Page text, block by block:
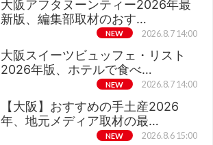
大阪アフタヌーンティー2026年最
新版、編集部取材のおす…
NEW 2026.8.7 14:00
大阪スイーツビュッフェ・リスト
2026年版、ホテルで食べ…
NEW 2026.8.7 14:00
【大阪】おすすめの手土産2026
年、地元メディア取材の最…
NEW 2026.8.6 15:00